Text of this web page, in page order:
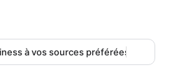
à vos sources préférées